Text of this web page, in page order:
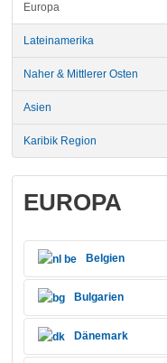
Europa
Lateinamerika
Naher & Mittlerer Osten
Asien
Karibik Region
EUROPA
Belgien
Bulgarien
Dänemark